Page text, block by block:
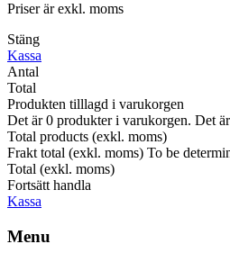
Priser är exkl. moms
Stäng
Kassa
Antal
Total
Produkten tilllagd i varukorgen
Det är0 produkter i varukorgen. Det är
Total products (exkl. moms)
Frakt total (exkl. moms) To be
Total (exkl. moms)
Fortsätt handla
Kassa
Menu